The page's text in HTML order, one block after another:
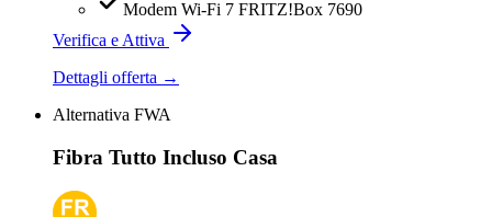
Modem Wi-Fi 7 FRITZ!Box 7690
Verifica e Attiva
Dettagli offerta →
Alternativa FWA
Fibra Tutto Incluso Casa